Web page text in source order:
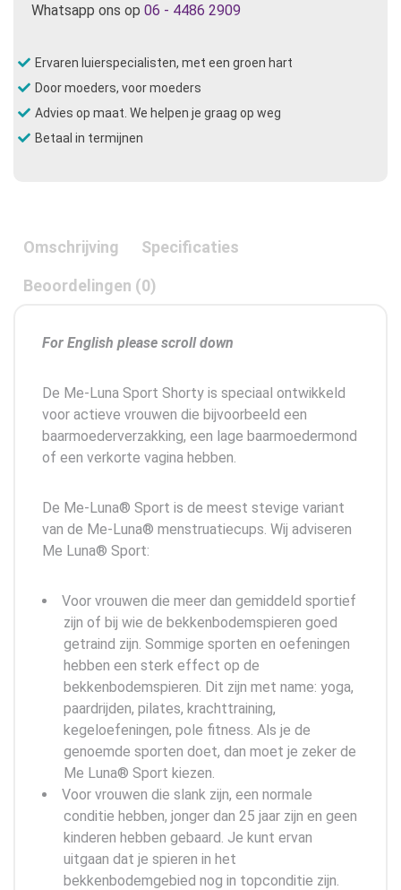
Whatsapp ons op 06 - 4486 2909
Ervaren luierspecialisten, met een groen hart
Door moeders, voor moeders
Advies op maat. We helpen je graag op weg
Betaal in termijnen
Omschrijving Specificaties
Beoordelingen (0)
For English please scroll down
De Me-Luna Sport Shorty is speciaal ontwikkeld
voor actieve vrouwen die bijvoorbeeld een
baarmoederverzakking, een lage baarmoedermond
of een verkorte vagina hebben.
De Me-Luna® Sport is de meest stevige variant
van de Me-Luna® menstruatiecups. Wij adviseren
Me Luna® Sport:
Voor vrouwen die meer dan gemiddeld sportief
zijn of bij wie de bekkenbodemspieren goed
getraind zijn. Sommige sporten en oefeningen
hebben een sterk effect op de
bekkenbodemspieren. Dit zijn met name: yoga,
paardrijden, pilates, krachttraining,
kegeloefeningen, pole fitness. Als je de
genoemde sporten doet, dan moet je zeker de
Me Luna® Sport kiezen.
Voor vrouwen die slank zijn, een normale
conditie hebben, jonger dan 25 jaar zijn en geen
kinderen hebben gebaard. Je kunt ervan
uitgaan dat je spieren in het
bekkenbodemgebied nog in topconditie zijn.